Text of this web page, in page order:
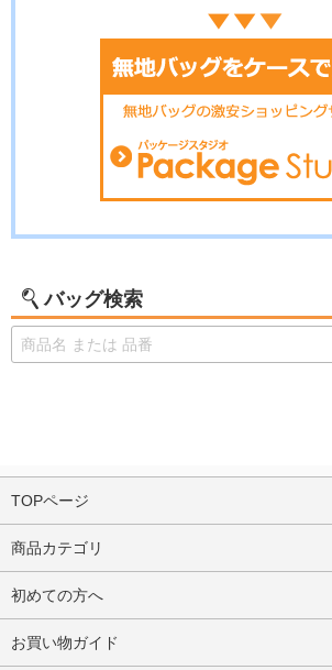
バッグ検索
TOPページ
商品カテゴリ
初めての方へ
お買い物ガイド